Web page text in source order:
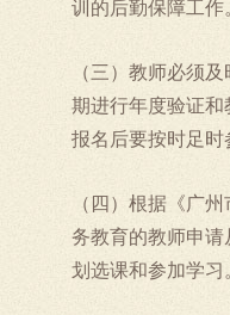
训的后勤保障工
（三）教师必须
期进行年度验证
报名后要按时足时
（四）根据《广
务教育的教师申
划选课和参加学习。